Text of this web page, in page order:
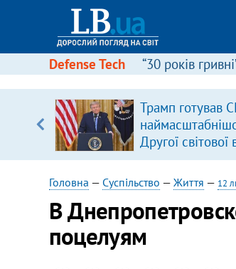
Defense Tech “30 років
Трамп готував
Другої світової
Головна — Суспільство — Життя — 12
В
поцелуям